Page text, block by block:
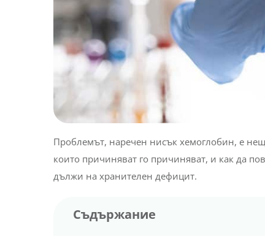
Проблемът, наречен нисък хемоглобин, е
които причиняват го причиняват, и как да
дължи на хранителен дефицит.
Съдържание